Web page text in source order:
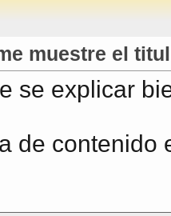
muestre el
se explicar
de contenido